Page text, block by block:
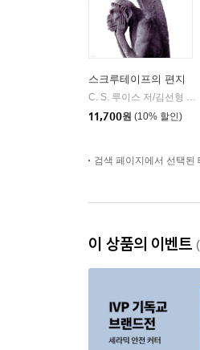
스크루테이프의 편지
C. S. 루이스 저/김선형 역
11,700원 (10% 할인)
검색 페이지에서 선택
이 상품의 이벤트